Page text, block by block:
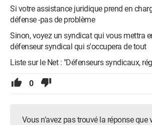
Si votre assistance juridique prend en
défense -pas de problème
Sinon, voyez un syndicat qui vous mettra
défenseur syndical qui s'occupera de tout
Liste sur le Net : "Défenseurs syndicaux,
0
Vous n’avez pas trouvé la réponse que